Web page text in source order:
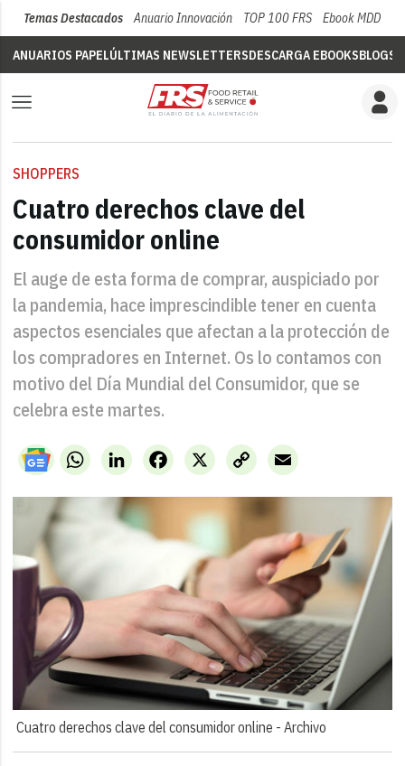
Temas Destacados Anuario Innovación TOP 100 FRS Ebook MDD
ANUARIOS PAPELÚLTIMAS NEWSLETTERSDESCARGA EBOOKSBLOGS
SHOPPERS
Cuatro derechos clave del
consumidor online
El auge de esta forma de comprar, auspiciado por
la pandemia, hace imprescindible tener en cuenta
aspectos esenciales que afectan a la protección de
los compradores en Internet. Os lo contamos con
motivo del Día Mundial del Consumidor, que se
celebra este martes.
WhatsAppLinkedIn X
Facebook
Copy
Link
Email
Cuatro derechos clave del consumidor online -Archivo